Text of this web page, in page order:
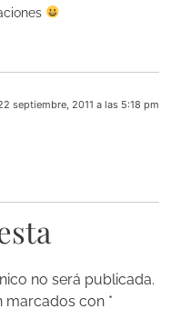
septiembre, 2011 a las 5:18 pm
no será publicada.
marcados con *